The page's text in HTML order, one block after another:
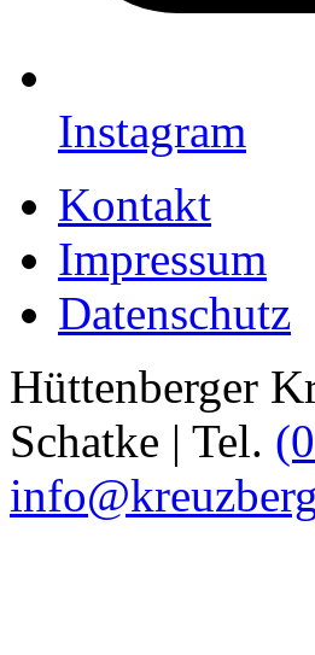
Instagram
Kontakt
Impressum
Datenschutz
Hüttenberger
Schatke | Tel.